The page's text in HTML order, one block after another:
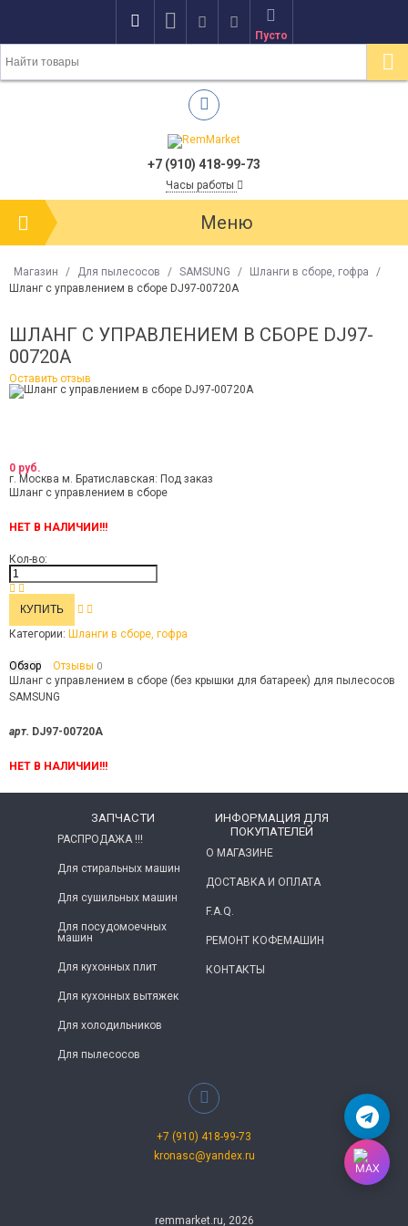
Пусто
+7 (910) 418-99-73
Часы работы
Меню
Магазин / Для пылесосов / SAMSUNG / Шланги в сборе, гофра
/
Шланг с управлением в сборе DJ97-00720A
ШЛАНГ С УПРАВЛЕНИЕМ В СБОРЕ DJ97-
00720A
Оставить отзыв
0 руб.
г. Москва м. Братиславская: Под заказ
Шланг с управлением в сборе
НЕТ В НАЛИЧИИ!!!
Кол-во:
Категории: Шланги в сборе, гофра
Обзор Отзывы 0
Шланг с управлением в сборе (без крышки для батареек) для пылесосов
SAMSUNG
арт. DJ97-00720A
НЕТ В НАЛИЧИИ!!!
ЗАПЧАСТИ
РАСПРОДАЖА !!!
Для стиральных машин
Для сушильных машин
Для посудомоечных
машин
Для кухонных плит
Для кухонных вытяжек
Для холодильников
Для пылесосов
ИНФОРМАЦИЯ ДЛЯ
ПОКУПАТЕЛЕЙ
О МАГАЗИНЕ
ДОСТАВКА И ОПЛАТА
F.A.Q.
РЕМОНТ КОФЕМАШИН
КОНТАКТЫ
+7 (910) 418-99-73
kronasc@yandex.ru
remmarket.ru, 2026